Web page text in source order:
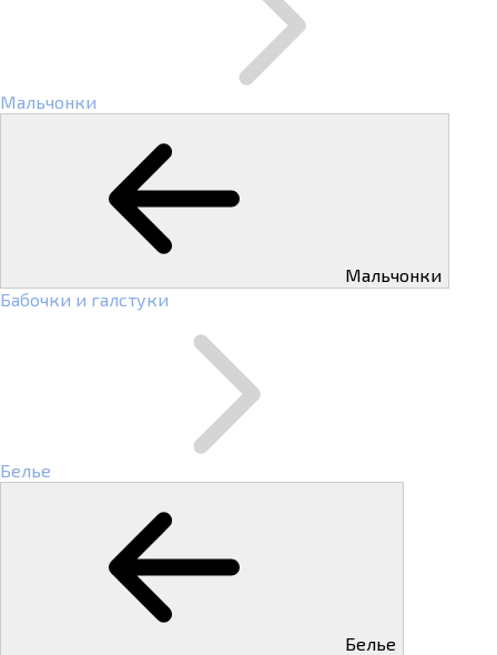
Мальчонки
Мальчонки
Бабочки и галстуки
Белье
Белье